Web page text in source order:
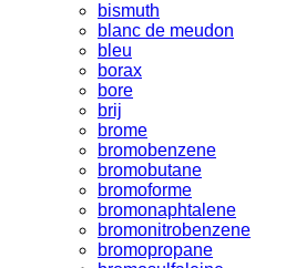
bismuth
blanc de meudon
bleu
borax
bore
brij
brome
bromobenzene
bromobutane
bromoforme
bromonaphtalene
bromonitrobenzene
bromopropane